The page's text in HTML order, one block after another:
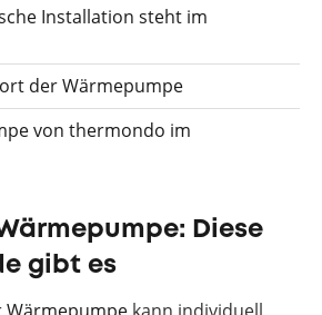
Installation steht im
der Wärmepumpe
von thermondo im
Diese
gibt es